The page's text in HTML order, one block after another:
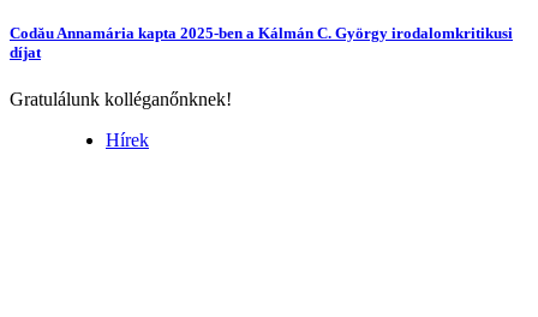
Codău Annamária kapta 2025-ben a Kálmán C. György irodalomkritikusi
díjat
Gratulálunk kolléganőnknek!
Hírek